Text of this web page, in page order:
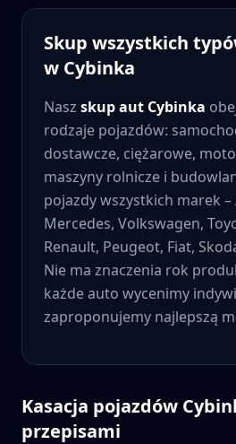
Skup wszystkich
w Cybinka
Nasz skup aut Cybinka
rodzaje pojazdów:
dostawcze, ciężarowe,
maszyny rolnicze i
pojazdy wszystkich marek –
Mercedes, Volkswagen,
Renault, Peugeot, Fiat,
Nie ma znaczenia rok
każde auto wycenimy
zaproponujemy najlepszą
Kasacja pojazdów
przepisami